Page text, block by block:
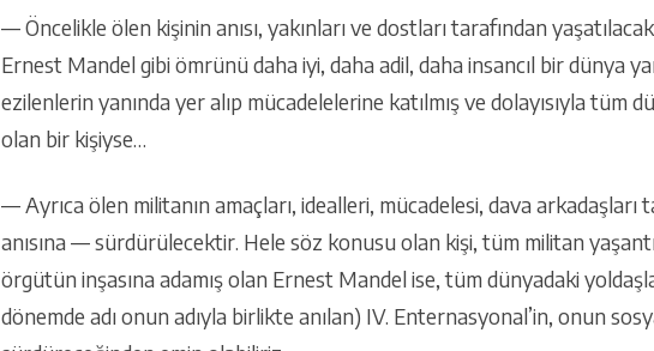
— Öncelikle ölen kişinin anısı, yakınları ve dostları tarafından
Ernest Mandel gibi ömrünü daha iyi, daha adil, daha insancıl bir dünya
ezilenlerin yanında yer alıp mücadelelerine katılmış ve dolayısıyla tüm
olan bir kişiyse…
— Ayrıca ölen militanın amaçları, idealleri, mücadelesi, dava
anısına — sürdürülecektir. Hele söz konusu olan kişi, tüm militan
örgütün inşasına adamış olan Ernest Mandel ise, tüm dünyadaki
dönemde adı onun adıyla birlikte anılan) IV. Enternasyonal’in, onun